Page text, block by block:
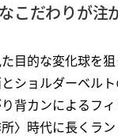
こだわりが注
目的な変化球を
ショルダーベル
背カンによるフ
所〉時代に長くラ